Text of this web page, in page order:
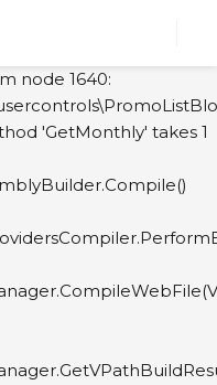
node 1640:
'GetMonthly' takes 1